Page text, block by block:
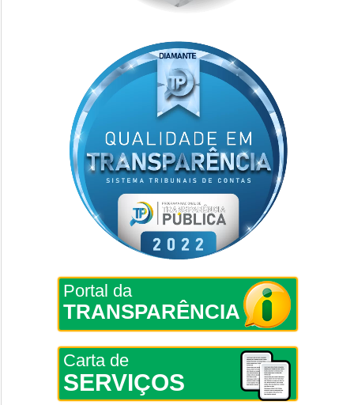
Portal da
TRANSPARÊNCIA
Carta de
SERVIÇOS